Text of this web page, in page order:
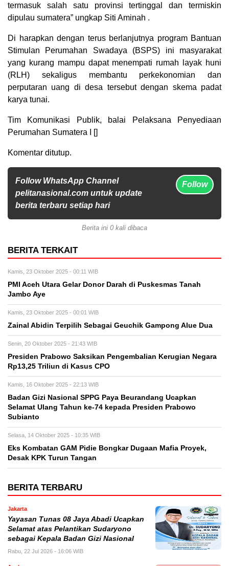
termasuk salah satu provinsi tertinggal dan termiskin
dipulau sumatera” ungkap Siti Aminah .
Di harapkan dengan terus berlanjutnya program Bantuan
Stimulan Perumahan Swadaya (BSPS) ini masyarakat
yang kurang mampu dapat menempati rumah layak huni
(RLH) sekaligus membantu perkekonomian dan
perputaran uang di desa tersebut dengan skema padat
karya tunai.
Tim Komunikasi Publik, balai Pelaksana Penyediaan
Perumahan Sumatera I []
Komentar ditutup.
Follow WhatsApp Channel
pelitanasional.com untuk update
berita terbaru setiap hari
Follow
Berita ini 0 kali dibaca
BERITA TERKAIT
Kamis, 23 Oktober 2025 - 00:11 WIB
PMI Aceh Utara Gelar Donor Darah di Puskesmas Tanah
Jambo Aye
Kamis, 23 Oktober 2025 - 00:01 WIB
Zainal Abidin Terpilih Sebagai Geuchik Gampong Alue Dua
Senin, 20 Oktober 2025 - 21:43 WIB
Presiden Prabowo Saksikan Pengembalian Kerugian Negara
Rp13,25 Triliun di Kasus CPO
Kamis, 16 Oktober 2025 - 22:13 WIB
Badan Gizi Nasional SPPG Paya Beurandang Ucapkan
Selamat Ulang Tahun ke-74 kepada Presiden Prabowo
Subianto
Selasa, 14 Oktober 2025 - 10:35 WIB
Eks Kombatan GAM Pidie Bongkar Dugaan Mafia Proyek,
Desak KPK Turun Tangan
BERITA TERBARU
Jakarta
Yayasan Tunas 08 Jaya Abadi Ucapkan
Selamat atas Pelantikan Sudaryono
sebagai Kepala Badan Gizi Nasional
Rabu, 22 Jul 2026 - 16:06 WIB